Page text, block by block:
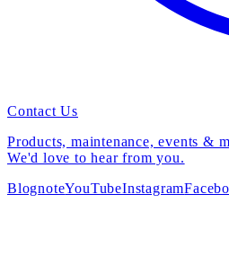
Contact Us
Products, maintenance, events &
We'd love to hear from you.
BlognoteYouTubeInstagram